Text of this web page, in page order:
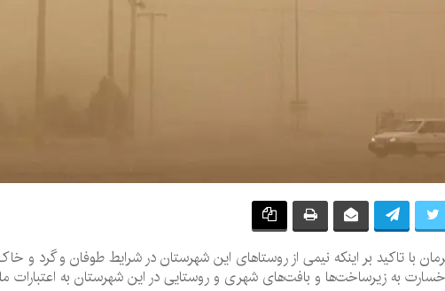
با تاکید بر اینکه نیمی از روستاهای این شهرستان در شرایط طوفان و گرد
به زیرساخت‌ها و بافت‌های شهری و روستایی در این شهرستان به اعتبارات